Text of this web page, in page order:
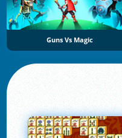
Guns Vs Magic